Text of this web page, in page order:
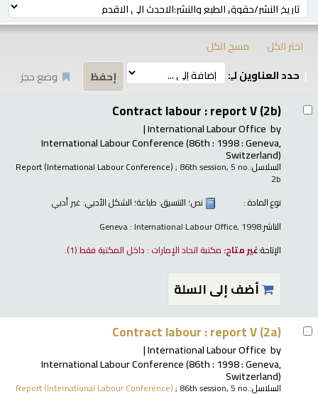
اختر الكل
مسح الكل
حدد العناوين لـِ:
وضع حجز
Contract labour : report V (2b)
by
International Labour Office
International Labour Conference(86th : 1998 : Geneva,
Switzerland)
السلاسل: Report (International Labour Conference); 86th session, 5 no.
2b
نوع المادة :
نص؛ التنسيق: طباعة؛ الشكل الأدبي: غير أدبي
الناشر:Geneva : International Labour Office, 1998
الإتاحة:غير متاح: مكتبة اتحاد الإمارات : داخل المكتبة فقط(1).
أضف إلى السلة
Contract labour : report V (2a)
by
International Labour Office
International Labour Conference(86th : 1998 : Geneva,
Switzerland)
السلاسل: Report (International Labour Conference); 86th session, 5 no.